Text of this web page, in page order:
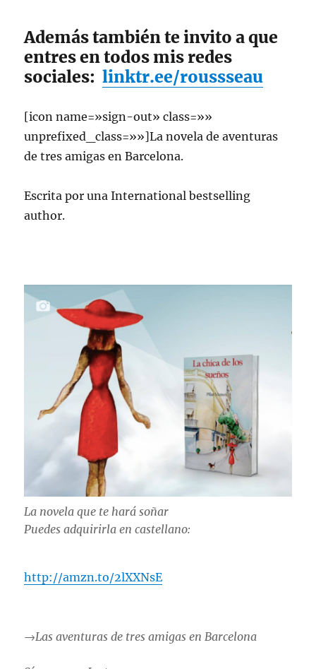
Además también te invito a que
entres en todos mis redes
sociales:linktr.ee/roussseau
[icon name=»sign-out» class=»»
unprefixed_class=»»]La novela de aventuras
de tres amigas en Barcelona.
Escrita por una International bestselling
author.
La novela que te hará soñar
Puedes adquirirla en castellano:
http://amzn.to/2lXXNsE
→Las aventuras de tres amigas en Barcelona